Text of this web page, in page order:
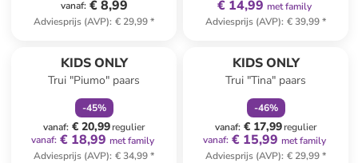
vanaf: € 8,99
Adviesprijs (AVP): € 29,99*
€ 14,99 met family
Adviesprijs (AVP): € 39,99*
KIDS ONLY
Trui "Piumo" paars
-45%
vanaf: € 20,99regulier
vanaf: € 18,99 met family
Adviesprijs (AVP): € 34,99*
KIDS ONLY
Trui "Tina" paars
-46%
vanaf: € 17,99regulier
vanaf: € 15,99 met family
Adviesprijs (AVP): € 29,99*